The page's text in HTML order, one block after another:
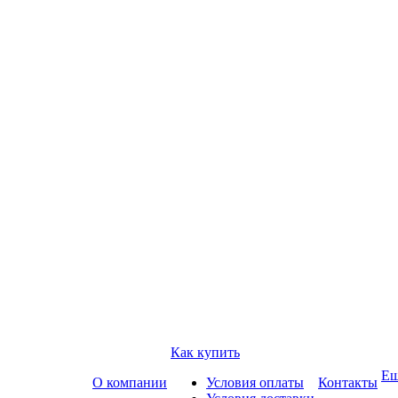
О компании
Как купить
Условия оплаты
Контакты